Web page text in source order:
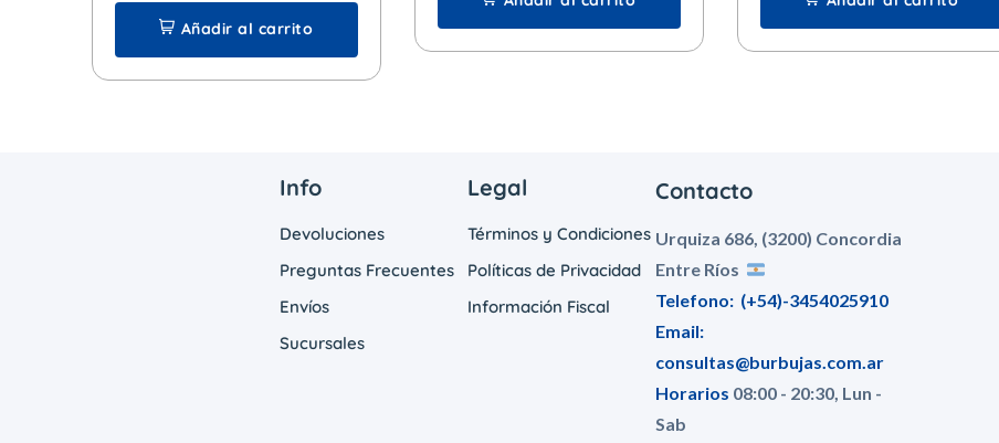
Añadir al carrito
Info
Devoluciones
Preguntas Frecuentes
Envíos
Sucursales
Legal
Términos y Condiciones
Políticas de Privacidad
Información Fiscal
Contacto
Urquiza 686, (3200) Concordia
Entre Ríos
Telefono: (+54)-3454025910
Email:
consultas@burbujas.com.ar
Horarios 08:00 - 20:30, Lun -
Sab